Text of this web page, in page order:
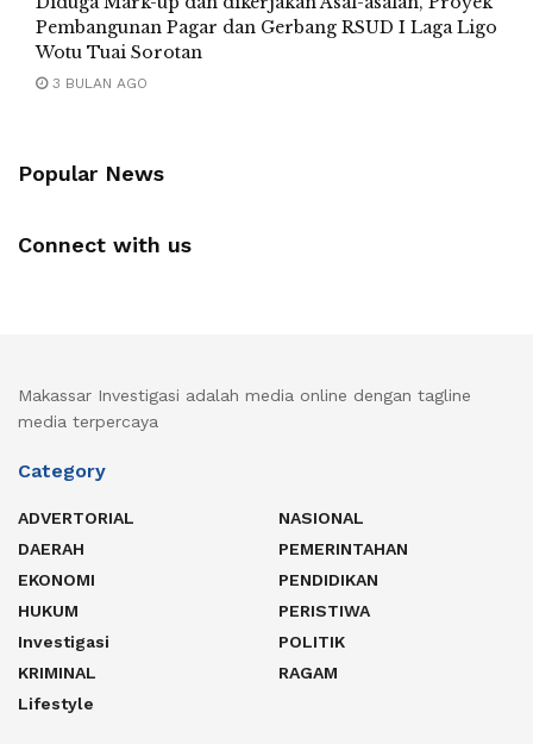
Pembangunan Pagar dan Gerbang RSUD I Laga Ligo
Wotu Tuai Sorotan
3 BULAN AGO
Popular News
Connect with us
Makassar Investigasi adalah media online dengan tagline
media terpercaya
Category
ADVERTORIAL
DAERAH
EKONOMI
HUKUM
Investigasi
KRIMINAL
Lifestyle
NASIONAL
PEMERINTAHAN
PENDIDIKAN
PERISTIWA
POLITIK
RAGAM